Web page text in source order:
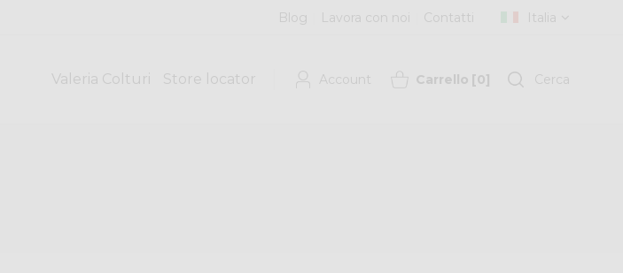
Blog Lavora con noi Contatti Italia
Valeria Colturi Store locator Account Carrello [0] Cerca